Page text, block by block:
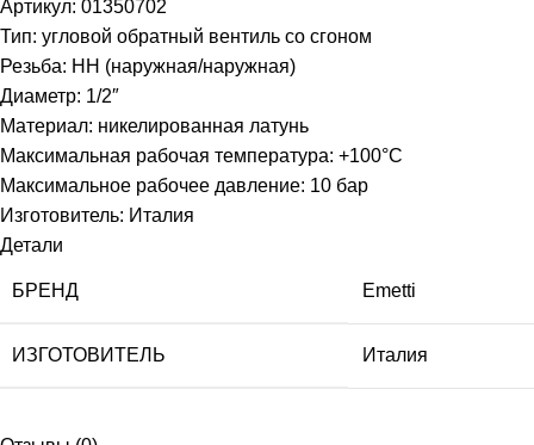
Артикул: 01350702
Тип: угловой обратный вентиль со сгоном
Резьба: НН (наружная/наружная)
Диаметр: 1/2″
Материал: никелированная латунь
Максимальная рабочая температура: +100°C
Максимальное рабочее давление: 10 бар
Изготовитель: Италия
Детали
БРЕНД Emetti
ИЗГОТОВИТЕЛЬ Италия